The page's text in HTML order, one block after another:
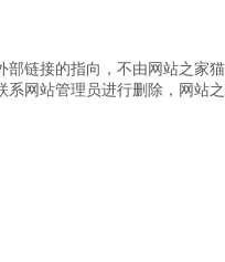
链接的指向，不由网站之家
网站管理员进行删除，网站之